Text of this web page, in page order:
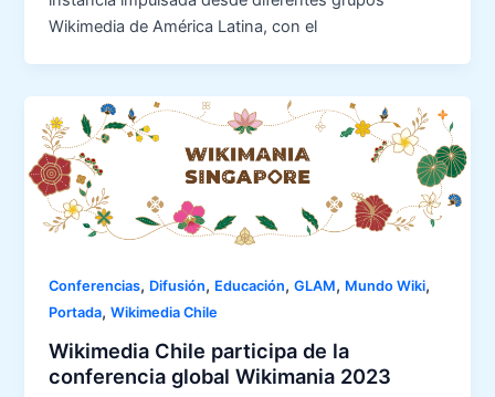
Wikimedia de América Latina, con el
Conferencias, Difusión, Educación,GLAM, Mundo Wiki,
Portada,Wikimedia Chile
Wikimedia Chile participa de la
conferencia global Wikimania 2023